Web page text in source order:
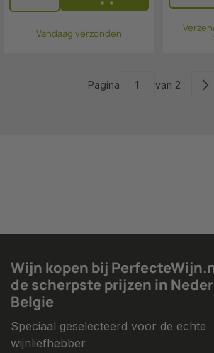
Vandaag verzonden
Pagina van 2
Wijn kopen bij
de scherpste prijzen in
Belgie
Speciaal geselecteerd voor de echte
wijnliefhebber